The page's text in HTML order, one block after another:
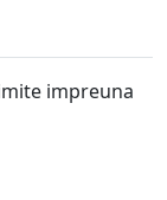
impreuna